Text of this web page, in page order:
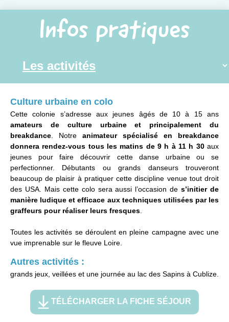
Infos pratiques
Culture urbaine en colo
Cette colonie s’adresse aux jeunes âgés de 10 à 15 ans
amateurs de culture urbaine et principalement du
breakdance. Notre animateur spécialisé en breakdance
donnera rendez-vous tous les matins de 9 h à 11 h 30 aux
jeunes pour faire découvrir cette danse urbaine ou se
perfectionner. Débutants ou grands danseurs trouveront
beaucoup de plaisir à pratiquer cette discipline venue tout droit
des USA. Mais cette colo sera aussi l’occasion des’initier de
manière ludique et efficace aux techniques utilisées par les
graffeurs pour réaliser leurs fresques.
Toutes les activités se déroulent en pleine campagne avec une
vue imprenable sur le fleuve Loire.
Autres activités :
grands jeux, veillées et une journée au lac des Sapins à Cublize.
TÉLÉCHARGER LA FICHE SÉJOUR